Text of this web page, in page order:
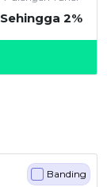
Sehingga 2%
Banding